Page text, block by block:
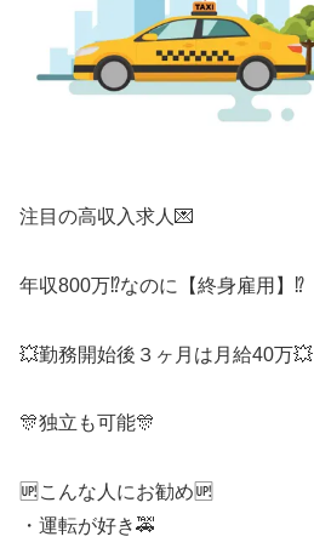
注目の高収入求人💌
年収800万⁉️なのに【終身雇用】⁉️
💥勤務開始後３ヶ月は月給40万💥
🎊独立も可能🎊
🆙こんな人にお勧め🆙
・運転が好き🚕